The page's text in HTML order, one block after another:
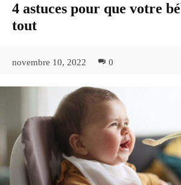
4 astuces pour que votre
tout
novembre 10, 2022 0